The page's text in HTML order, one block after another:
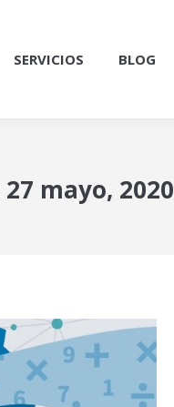
SERVICIOS BLOG
27 mayo, 2020